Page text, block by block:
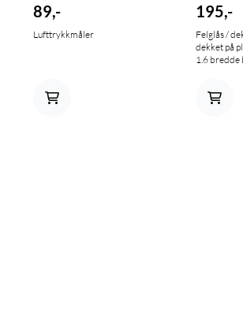
89,-
Lufttrykkmåler
195,-
Felglås /
dekket på
1.6 bredde
bak på